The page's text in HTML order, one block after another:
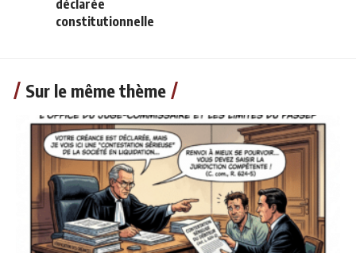
déclarée
constitutionnelle
Sur le même thème